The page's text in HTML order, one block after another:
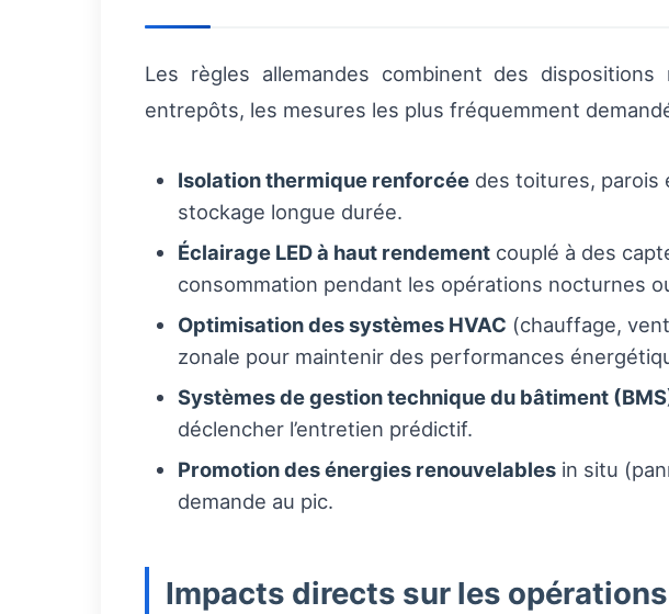
Les règles allemandes combinent des
entrepôts, les mesures les plus fréquemment
Isolation thermique renforcée des toitures, parois
stockage longue durée.
Éclairage LED à haut rendement couplé à des
consommation pendant les opérations nocturnes
Optimisation des systèmes HVAC (chauffage,
zonale pour maintenir des performances
Systèmes de gestion technique du bâtiment
déclencher l’entretien prédictif.
Promotion des énergies renouvelables in situ
demande au pic.
Impacts directs sur les